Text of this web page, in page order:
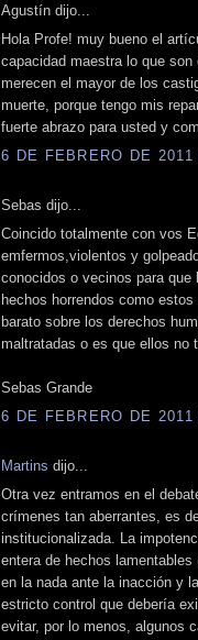
Agustín dijo...
Hola Profe! muy bueno el
capacidad maestra lo que
merecen el mayor de los
muerte, porque tengo mis
fuerte abrazo para usted y
6 DE FEBRERO DE 2011
Sebas dijo...
Coincido totalmente con vos
emfermos,violentos y
conocidos o vecinos para
hechos horrendos como
barato sobre los derechos
maltratadas o es que ellos no
Sebas Grande
6 DE FEBRERO DE 2011
Martins dijo...
Otra vez entramos en el
crímenes tan aberrantes, es
institucionalizada. La
entera de hechos
en la nada ante la inacción y
estricto control que debería
evitar, por lo menos, algunos